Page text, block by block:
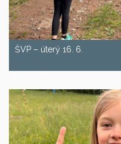
ŠVP – úterý 16. 6.